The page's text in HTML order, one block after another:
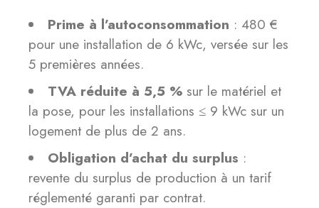
Prime à l’autoconsommation : 480 €
pour une installation de 6 kWc, versée sur les
5 premières années.
TVA réduite à 5,5 % sur le matériel et
la pose, pour les installations ≤ 9 kWc sur un
logement de plus de 2 ans.
Obligation d’achat du surplus :
revente du surplus de production à un tarif
réglementé garanti par contrat.